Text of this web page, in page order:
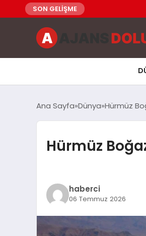
SON GELİŞME
Ana Sayfa Dünya Hürmüz
Hürmüz
haberci
06 Temmuz 2026